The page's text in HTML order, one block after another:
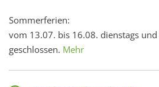
Sommerferien:
vom 13.07. bis 16.08. dienstags
geschlossen. Mehr